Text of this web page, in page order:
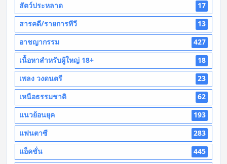
สัตว์ประหลาด
17
สารคดี/รายการทีวี
13
อาชญากรรม
427
เนื้อหาสำหรับผู้ใหญ่ 18+
18
เพลง วงดนตรี
23
เหนือธรรมชาติ
62
แนวย้อนยุค
193
แฟนตาซี
283
แอ็คชั่น
445